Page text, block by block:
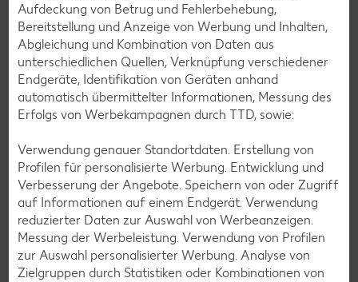
Wer auf Gluten verzichtet, muss nicht automatisch auf
Vielfalt und Geschmack verzichten. Ob süß oder herzhaft –
mit unseren glutenfreien Rezepten zauberst du dir Gerichte,
die nicht nur verträglich, sondern auch richtig lecker sind.
Rezepte entdecken
Aufdeckung von Betrug und Fehlerbehebung,
Bereitstellung und Anzeige von Werbung und Inhalten,
Abgleichung und Kombination von Daten aus
unterschiedlichen Quellen, Verknüpfung verschiedener
Endgeräte, Identifikation von Geräten anhand
automatisch übermittelter Informationen, Messung des
Erfolgs von Werbekampagnen durch TTD, sowie:
Verwendung genauer Standortdaten. Erstellung von
Profilen für personalisierte Werbung. Entwicklung und
Verbesserung der Angebote. Speichern von oder Zugriff
auf Informationen auf einem Endgerät. Verwendung
reduzierter Daten zur Auswahl von Werbeanzeigen.
Messung der Werbeleistung. Verwendung von Profilen
zur Auswahl personalisierter Werbung. Analyse von
Zielgruppen durch Statistiken oder Kombinationen von